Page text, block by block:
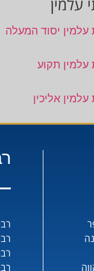
עלמין
עלמין יסוד המעלה
עלמין תקוע
עלמין אליכין